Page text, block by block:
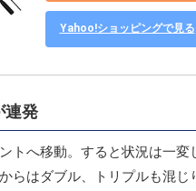
Yahoo!ショッピングで見る
連発
トへ移動。すると状況は一
らはダブル、トリプルも混